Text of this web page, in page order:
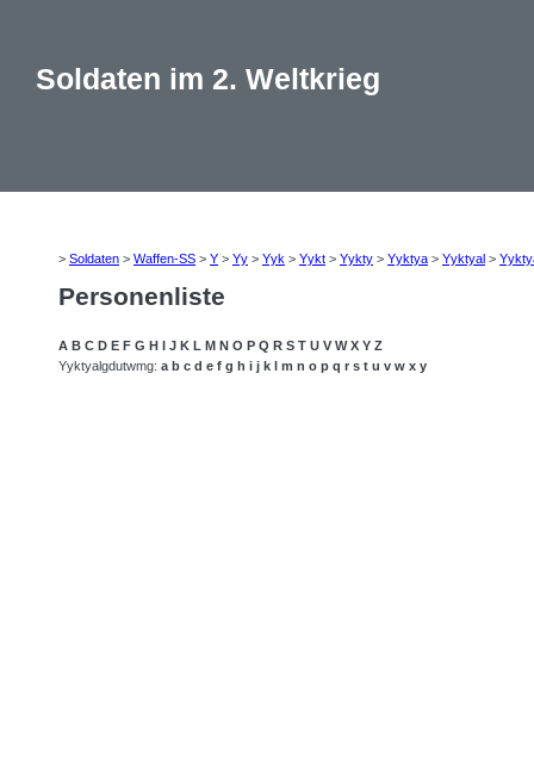
Soldaten im 2. Weltkrieg
> Soldaten > Waffen-SS > Y > Yy > Yyk > Yykt > Yykty > Yyktya > Yyktyal >
Personenliste
A B C D E F G H I J K L M N O P Q R S T U V W X Y Z
Yyktyalgdutwmg: a b c d e f g h i j k l m n o p q r s t u v w x y